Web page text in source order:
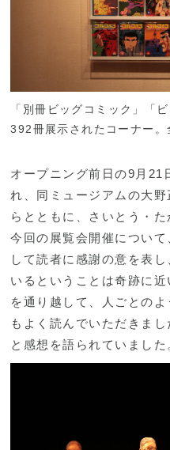
「別冊ビッグコミック」「
392冊展示されたコーナー。
オープニング前日の9月21
れ、同ミュージアムの大
らとともに、さいとう・
今回の展覧会開催につい
して読者に感謝の意を表
いるということは奇跡に
を通り越して、人ごとの
もよく読んでいただきま
と感想を語られていました